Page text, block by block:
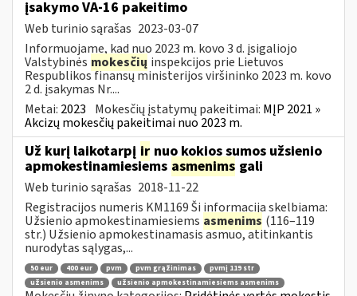
įsakymo VA-16 pakeitimo
Web turinio sąrašas 2023-03-07
Informuojame, kad nuo 2023 m. kovo 3 d. įsigaliojo
Valstybinės mokesčių inspekcijos prie Lietuvos
Respublikos finansų ministerijos viršininko 2023 m. kovo
2 d. įsakymas Nr....
Metai: 2023 Mokesčių įstatymų pakeitimai: MĮP 2021 »
Akcizų mokesčių pakeitimai nuo 2023 m.
Už kurį laikotarpį ir nuo kokios sumos užsienio
apmokestinamiesiems asmenims gali
Web turinio sąrašas 2018-11-22
Registracijos numeris KM1169 Ši informacija skelbiama:
Užsienio apmokestinamiesiems asmenims (116–119
str.) Užsienio apmokestinamasis asmuo, atitinkantis
nurodytas sąlygas,...
50 eur 400 eur pvm pvm grąžinimas
pvmį 119 str
užsienio asmenims
užsienio apmokestinamiesiems asmenims